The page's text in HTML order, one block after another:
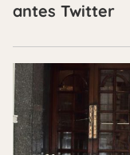
antes Twitter